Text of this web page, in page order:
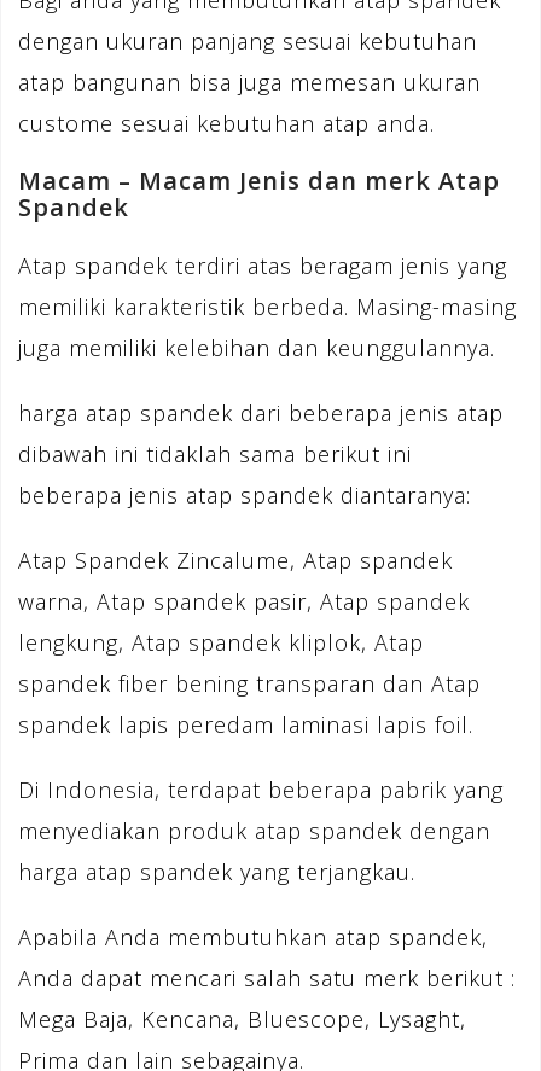
dengan ukuran panjang sesuai kebutuhan
atap bangunan bisa juga memesan ukuran
custome sesuai kebutuhan atap anda.
Macam – Macam Jenis dan merk Atap
Spandek
Atap spandek terdiri atas beragam jenis yang
memiliki karakteristik berbeda. Masing-masing
juga memiliki kelebihan dan keunggulannya.
harga atap spandek dari beberapa jenis atap
dibawah ini tidaklah sama berikut ini
beberapa jenis atap spandek diantaranya:
Atap Spandek Zincalume, Atap spandek
warna, Atap spandek pasir, Atap spandek
lengkung, Atap spandek kliplok, Atap
spandek fiber bening transparan dan Atap
spandek lapis peredam laminasi lapis foil.
Di Indonesia, terdapat beberapa pabrik yang
menyediakan produk atap spandek dengan
harga atap spandek yang terjangkau.
Apabila Anda membutuhkan atap spandek,
Anda dapat mencari salah satu merk berikut :
Mega Baja, Kencana, Bluescope, Lysaght,
Prima dan lain sebagainya.